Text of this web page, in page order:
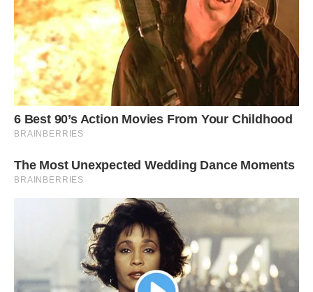
вона солоденьким голосом. — Все одно все вже
вирішено. Ігор хоче бути зі мною. Будь розумною, візьми
якісь гроші й іди з миром.
— Ти справді думаєш, що щастя можна побудувати на
чужому горі? — я дивилася на неї і бачила лише дрібну,
заздрісну жінку. — Ти ж не його любиш, ти любиш те, що
він має. Наш дім, наш статус, нашу налагоджену побітовку.
більше не можна. Я поїхала до міста, до юриста, якого
мені порадила стара знайома. Це був чоловік років
Коли я розповіла йому свою історію, він довго мовчав,
гортаючи якісь папери.